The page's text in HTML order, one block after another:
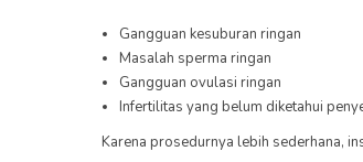
Gangguan kesuburan ringan
Masalah sperma ringan
Gangguan ovulasi ringan
Infertilitas yang belum diketahui
Karena prosedurnya lebih sederhana,